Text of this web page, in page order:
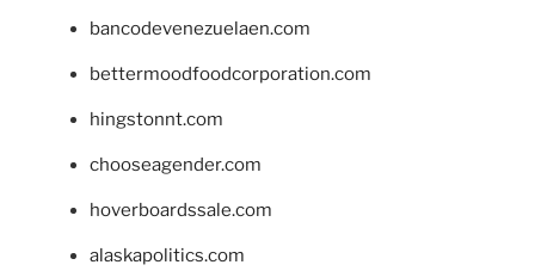
bancodevenezuelaen.com
bettermoodfoodcorporation.com
hingstonnt.com
chooseagender.com
hoverboardssale.com
alaskapolitics.com